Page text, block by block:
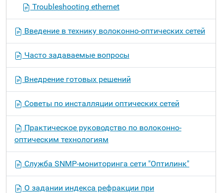
Troubleshooting ethernet
Введение в технику волоконно-оптических сетей
Часто задаваемые вопросы
Внедрение готовых решений
Советы по инсталляции оптических сетей
Практическое руководство по волоконно-
оптическим технологиям
Служба SNMP-мониторинга сети "Оптилинк"
О задании индекса рефракции при